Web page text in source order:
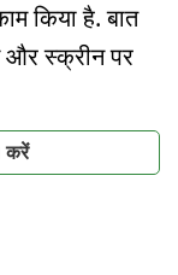
किया है. बात
और स्क्रीन पर
करें